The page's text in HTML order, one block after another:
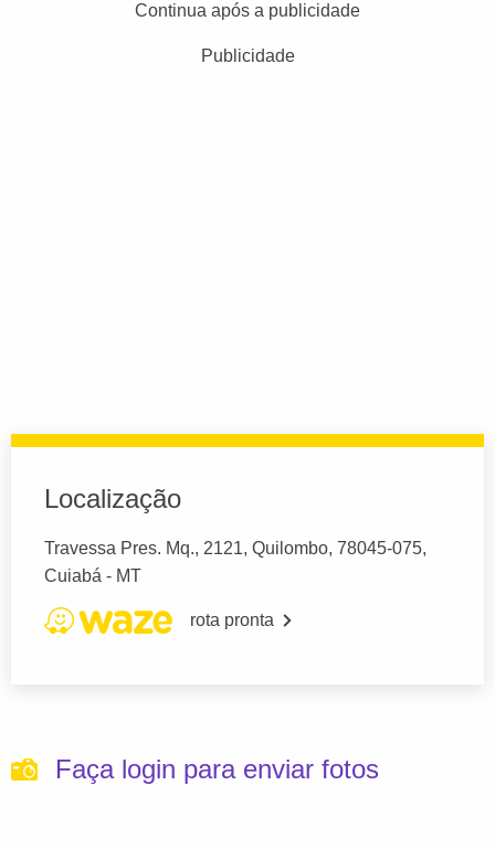
Continua após a publicidade
Publicidade
Localização
Travessa Pres. Mq., 2121, Quilombo, 78045-075,
Cuiabá - MT
rota pronta
Faça login para enviar fotos